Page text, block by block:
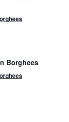
Borghees